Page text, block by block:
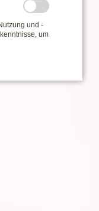
und -
um